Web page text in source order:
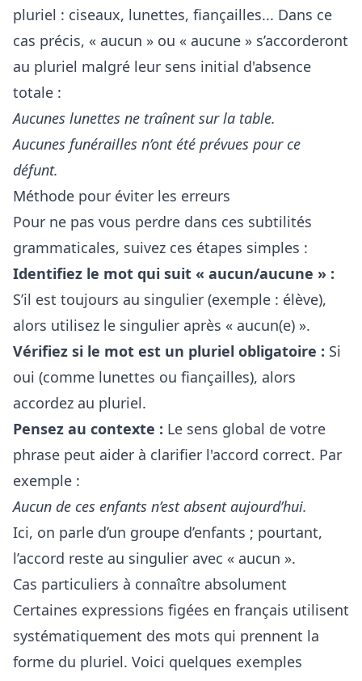
pluriel : ciseaux, lunettes, fiançailles... Dans ce
cas précis, « aucun » ou « aucune » s’accorderont
au pluriel malgré leur sens initial d'absence
totale :
Aucunes lunettes ne traînent sur la table.
Aucunes funérailles n’ont été prévues pour ce
défunt.
Méthode pour éviter les erreurs
Pour ne pas vous perdre dans ces subtilités
grammaticales, suivez ces étapes simples :
Identifiez le mot qui suit « aucun/aucune » :
S’il est toujours au singulier (exemple : élève),
alors utilisez le singulier après « aucun(e) ».
Vérifiez si le mot est un pluriel obligatoire : Si
oui (comme lunettes ou fiançailles), alors
accordez au pluriel.
Pensez au contexte : Le sens global de votre
phrase peut aider à clarifier l'accord correct. Par
exemple :
Aucun de ces enfants n’est absent aujourd’hui.
Ici, on parle d’un groupe d’enfants ; pourtant,
l’accord reste au singulier avec « aucun ».
Cas particuliers à connaître absolument
Certaines expressions figées en français utilisent
systématiquement des mots qui prennent la
forme du pluriel. Voici quelques exemples